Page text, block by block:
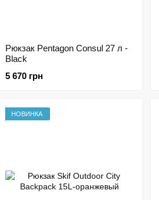
Рюкзак Pentagon Consul 27 л -
Black
5 670 грн
НОВИНКА